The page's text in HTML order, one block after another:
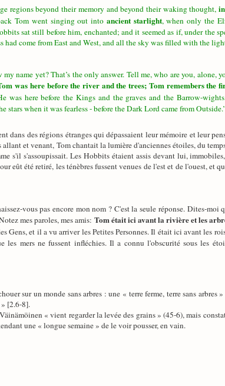
regions beyond their memory and beyond their waking thought,
Tom went singing out into ancient starlight, when only the
sat still before him, enchanted; and it seemed as if, under the
come from East and West, and all the sky was filled with the
name yet? That’s the only answer. Tell me, who are you, alone,
was here before the river and the trees; Tom remembers the
here before the Kings and the graves and the Barrow-
stars when it was fearless - before the Dark Lord came from Outside.’
dans des régions étranges qui dépassaient leur mémoire et leur
et venant, Tom chantait la lumière d'anciennes étoiles, du
s'il s'assoupissait. Les Hobbits étaient assis devant lui,
eût été retiré, les ténèbres fussent venues de l'est et de l'ouest, et
vous pas encore mon nom ? C'est la seule réponse. Dites-moi
mes paroles, mes amis: Tom était ici avant la rivière et les
Gens, et il a vu arriver les Petites Personnes. Il était ici avant les
les mers ne fussent infléchies. Il a connu l'obscurité sous les
sur un monde sans arbres : une « terre ferme, terre sans
» [2.6-8].
« vient regarder la levée des grains » (45-6), mais
une « longue semaine » de le voir pousser, en vain.